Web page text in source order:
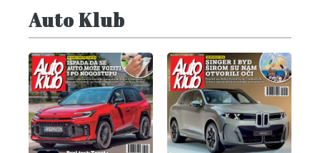
Auto Klub